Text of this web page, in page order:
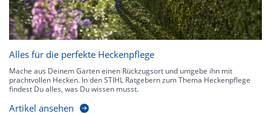
Alles für die perfekte Heckenpflege
Mache aus Deinem Garten einen Rückzugsort und umgebe ihn mit
prachtvollen Hecken. In den STIHL Ratgebern zum Thema Heckenpflege
findest Du alles, was Du wissen musst.
Artikel ansehen